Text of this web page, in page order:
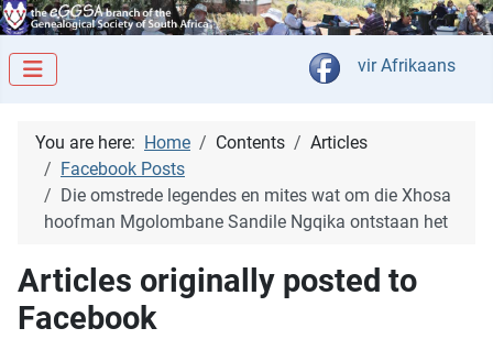
Select your
vir Afrikaans
You are here: Home Contents
Articles
Facebook Posts
Die omstrede legendes en mites wat om die Xhosa
hoofman Mgolombane Sandile Ngqika ontstaan het
Articles originally posted to
Facebook